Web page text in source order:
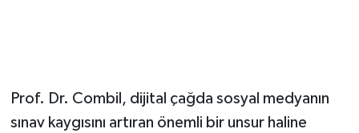
Prof. Dr. Combil, dijital çağda sosyal medyanın
sınav kaygısını artıran önemli bir unsur haline
Sonsöz Özel